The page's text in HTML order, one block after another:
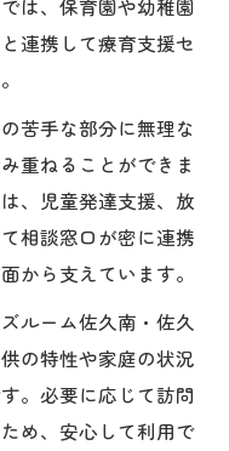
は、保育園や幼稚園
連携して療育支援セ
苦手な部分に無理な
重ねることができま
、児童発達支援、放
相談窓口が密に連携
から支えています。
ルーム佐久南・佐久
の特性や家庭の状況
。必要に応じて訪問
め、安心して利用で